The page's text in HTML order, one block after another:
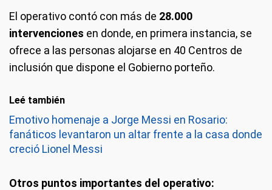
El operativo contó con más de 28.000
intervenciones en donde, en primera instancia, se
ofrece a las personas alojarse en 40 Centros de
inclusión que dispone el Gobierno porteño.
Leé también
Emotivo homenaje a Jorge Messi en Rosario:
fanáticos levantaron un altar frente a la casa donde
creció Lionel Messi
Otros puntos importantes del operativo: